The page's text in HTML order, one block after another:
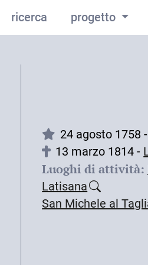
ricerca progetto
24 agosto 1758 -
13 marzo 1814 -
Luoghi di attività:
Latisana
San Michele al